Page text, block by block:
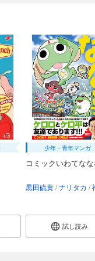
伊藤真美 XEBEC 松下
少年・青年マンガ
コミックいわてな
黒田硫黄 ナリタカ 福
試し読み